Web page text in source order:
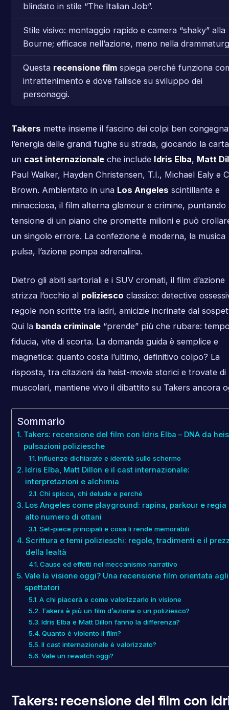
blindato in stile “The Italian Job”.
Stile visivo: montaggio rapido e camera “shaky” alla
Bourne; efficace nell’azione, meno nella
Questa recensione filmspiega perché funziona
intrattenimento e dove fallisce su sviluppo dei
personaggi.
Takers mette insieme il fascino dei colpi ben
l’energia delle grandi fughe su strada, giocando la
un cast internazionaleche include Idris Elba, Matt
Paul Walker, Hayden Christensen, T.I., Michael Ealy e
Brown. Ambientato in una Los Angeles scintillante e
minacciosa, il film alterna glamour e crimine, puntando
tensione di un piano che promette milioni e può
un singolo errore. La confezione è moderna, la musica
pulsa, l’azione pompa adrenalina.
Dietro gli abiti sartoriali e i SUV cromati, il film d’azione
strizza l’occhio al poliziesco classico: detective
regole non scritte tra ladri, amicizie incrinate dal
Qui la banda criminale“prende” più che rubare:
fiducia, vite di scorta. La domanda guida è semplice e
magnetica: quanto costa l’ultimo, definitivo colpo? La
risposta, tra citazioni da heist-movie storici e trovate di
muscolari, mantiene vivo il dibattito su Takers ancora
Sommario
Takers: recensione del film con Idris Elba – DNA da
pulsazioni poliziesche
Influenze dichiarate e identità sullo schermo
Idris Elba, Matt Dillon e il cast internazionale:
interpretazioni e alchimia
Chi spicca, chi delude e perché
Los Angeles come playground: rapina, parkour e regia
alto numero di ottani
Set-piece principali e cosa li rende memorabili
Scrittura e temi polizieschi: regole, tradimenti e il
della lealtà
Cause ed effetti nel meccanismo narrativo
Vale la visione oggi? Una recensione film orientata agli
spettatori
A chi piacerà e come valorizzarlo in visione
Takers è più un film d’azione o un poliziesco?
Idris Elba e Matt Dillon fanno la differenza?
Quanto è violento il film?
Il cast internazionale è valorizzato?
Vale un rewatch oggi?
Takers: recensione del film con